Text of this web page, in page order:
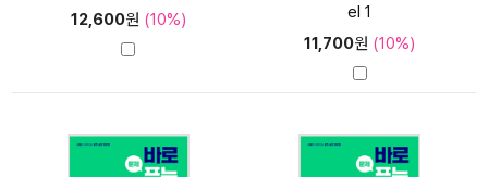
12,600원 (10%)
el 1
11,700원 (10%)